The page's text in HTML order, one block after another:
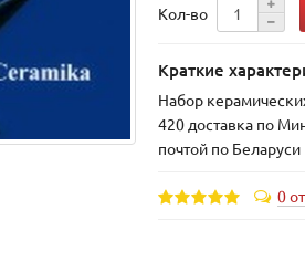
Кол-во
Краткие
Набор
420 доставка по
почтой по Беларуси
0